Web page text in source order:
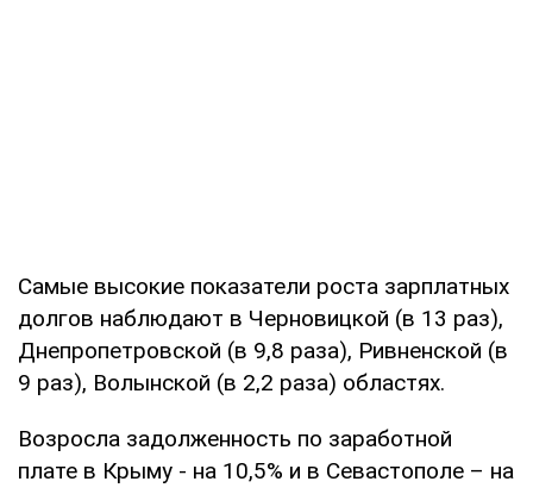
Самые высокие показатели роста зарплатных
долгов наблюдают в Черновицкой (в 13 раз),
Днепропетровской (в 9,8 раза), Ривненской (в
9 раз), Волынской (в 2,2 раза) областях.
Возросла задолженность по заработной
плате в Крыму - на 10,5% и в Севастополе – на